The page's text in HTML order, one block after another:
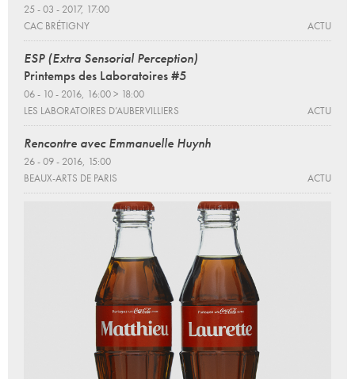
25 - 03 - 2017, 17:00
CAC BRÉTIGNY
ACTU
ESP (Extra Sensorial Perception)
Printemps des Laboratoires #5
06 - 10 - 2016, 16:00 > 18:00
LES LABORATOIRES D’AUBERVILLIERS
ACTU
Rencontre avec Emmanuelle Huynh
26 - 09 - 2016, 15:00
BEAUX-ARTS DE PARIS
ACTU